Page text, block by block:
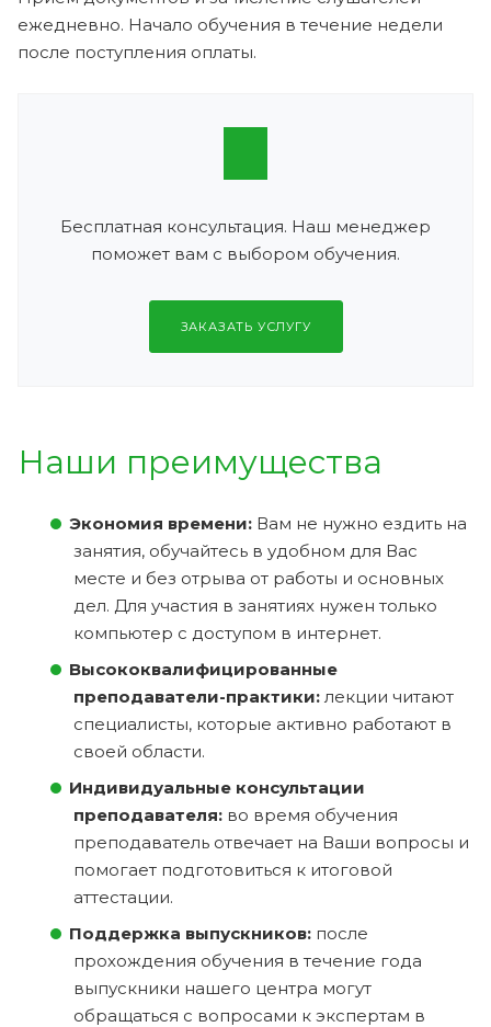
ежедневно. Начало обучения в течение недели
после поступления оплаты.
Бесплатная консультация. Наш менеджер
поможет вам с выбором обучения.
ЗАКАЗАТЬ УСЛУГУ
Наши преимущества
Экономия времени: Вам не нужно ездить на
занятия, обучайтесь в удобном для Вас
месте и без отрыва от работы и основных
дел. Для участия в занятиях нужен только
компьютер с доступом в интернет.
Высококвалифицированные
преподаватели-практики: лекции читают
специалисты, которые активно работают в
своей области.
Индивидуальные консультации
преподавателя: во время обучения
преподаватель отвечает на Ваши вопросы и
помогает подготовиться к итоговой
аттестации.
Поддержка выпускников: после
прохождения обучения в течение года
выпускники нашего центра могут
обращаться с вопросами к экспертам в